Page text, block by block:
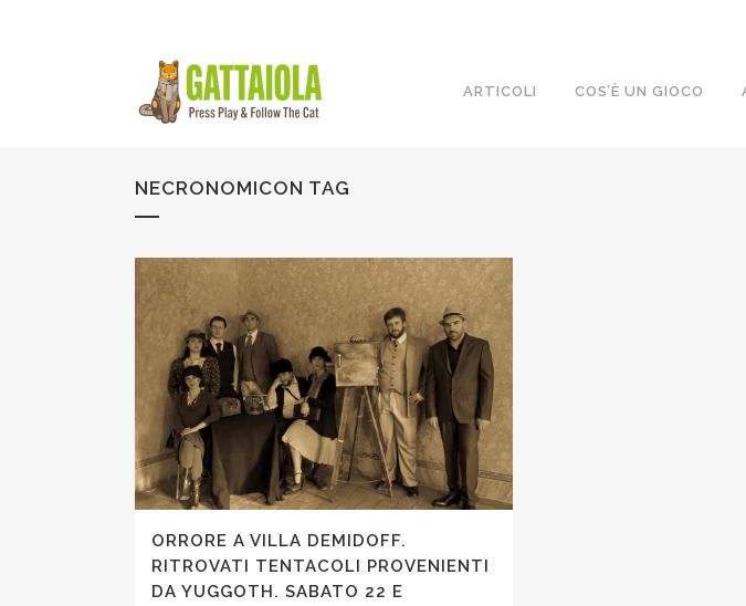
ARTICOLI COS’È UN GIOCO
NECRONOMICON TAG
ORRORE A VILLA DEMIDOFF.
RITROVATI TENTACOLI PROVENIENTI
DA YUGGOTH. SABATO 22 E